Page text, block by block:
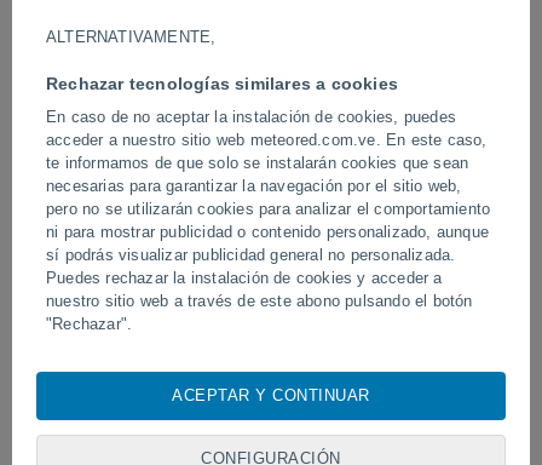
ALTERNATIVAMENTE,
Rechazar tecnologías similares a cookies
En caso de no aceptar la instalación de cookies, puedes
acceder a nuestro sitio web meteored.com.ve. En este caso,
te informamos de que solo se instalarán cookies que sean
necesarias para garantizar la navegación por el sitio web,
pero no se utilizarán cookies para analizar el comportamiento
ni para mostrar publicidad o contenido personalizado, aunque
sí podrás visualizar publicidad general no personalizada.
Puedes rechazar la instalación de cookies y acceder a
nuestro sitio web a través de este abono pulsando el botón
"Rechazar".
cookies, identificadores únicos o tecnologías similares para
visita en este sitio web, las direcciones IP y los
identificadores de cookies. Es posible que algunos
ACEPTAR Y CONTINUAR
CONFIGURACIÓN
Erupción y actividad intensa en el
volcán de Fuego, Guatemala.
Devastadora inundación
Chitral, Pakistán.
Síguenos